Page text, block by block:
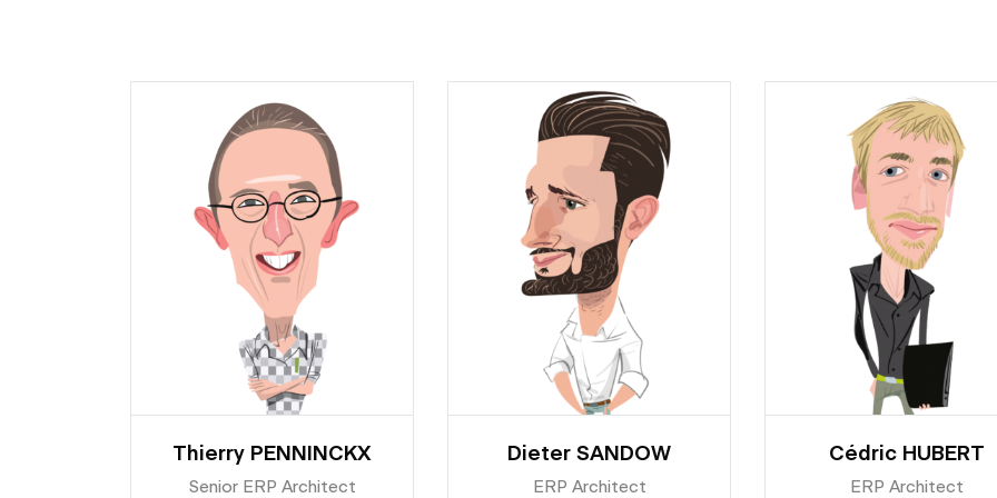
Thierry PENNINCKX
Senior ERP Architect
Dieter SANDOW
ERP Architect
Cédric HUBERT
ERP Architect